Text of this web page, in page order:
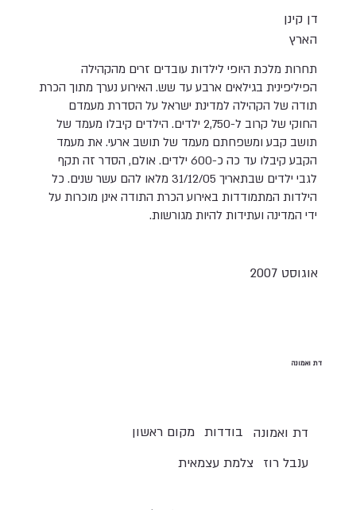
דן קינן
הארץ
תחרות מלכת היופי לילדות עובדים זרים מהקהילה
הפיליפינית בגילאים ארבע עד שש. האירוע נערך מתוך הכרת
תודה של הקהילה למדינת ישראל על הסדרת מעמדם
החוקי של קרוב ל-2,750 ילדים. הילדים קיבלו מעמד של
תושב קבע ומשפחתם מעמד של תושב ארעי. את מעמד
הקבע קיבלו עד כה כ-600 ילדים. אולם, הסדר זה תקף
לגבי ילדים שבתאריך 31/12/05 מלאו להם עשר שנים. כל
הילדות המתמודדות באירוע הכרת התודה אינן מוכרות על
ידי המדינה ועתידות להיות מגורשות.
אוגוסט 2007
דת ואמונה
מקום ראשון בודדות
דת ואמונה
צלמת עצמאית ענבל רוז